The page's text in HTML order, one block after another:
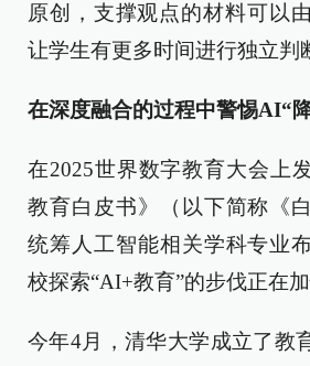
原创，支撑观点的材料可以
让学生有更多时间进行独立判
在深度融合的过程中警惕AI“
在2025世界数字教育大会上
教育白皮书》（以下简称《
统筹人工智能相关学科专业
校探索“AI+教育”的步伐正在加
今年4月，清华大学成立了教